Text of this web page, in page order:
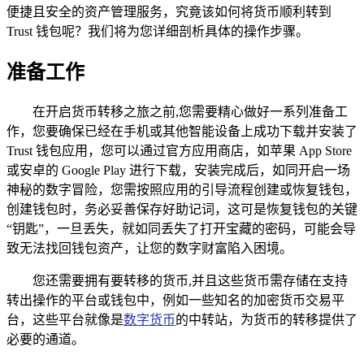
便捷且安全的资产管理服务，究竟该如何将货币顺利转到
Trust 钱包呢？我们将为您详细剖析具体的操作步骤。
准备工作
在开启货币转移之旅之前,您需要精心做好一系列准备工
作，您要确保已经在手机或其他智能设备上成功下载并安装了
Trust 钱包应用，您可以通过官方应用商店，如苹果 App Store
或安卓的 Google Play 进行下载，安装完成后，如同开启一场
神秘的数字冒险，您需按照应用的引导流程创建或恢复钱包，
创建钱包时，务必妥善保存好助记词，这可是恢复钱包的关键
“钥匙”，一旦丢失，就如同丢失了打开宝藏的密码，可能会导
致无法找回钱包资产，让您的数字财富陷入困境。
您还需要拥有要转移的货币,并且这些货币需存储在支持
转出操作的平台或钱包中，例如一些知名的加密货币交易平
台，这些平台就像是数字货币的中转站，为货币的转移提供了
必要的通道。